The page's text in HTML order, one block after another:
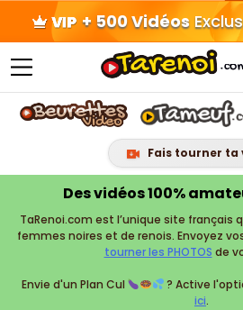
content
+ 500 Vidéos
Fais tourner ta
Des vidéos 100%
TaRenoi.com est l’unique site français
femmes noires et de renois. Envoyez
tourner les PHOTOS de
Envie d'un Plan Cul ? Active
ici.